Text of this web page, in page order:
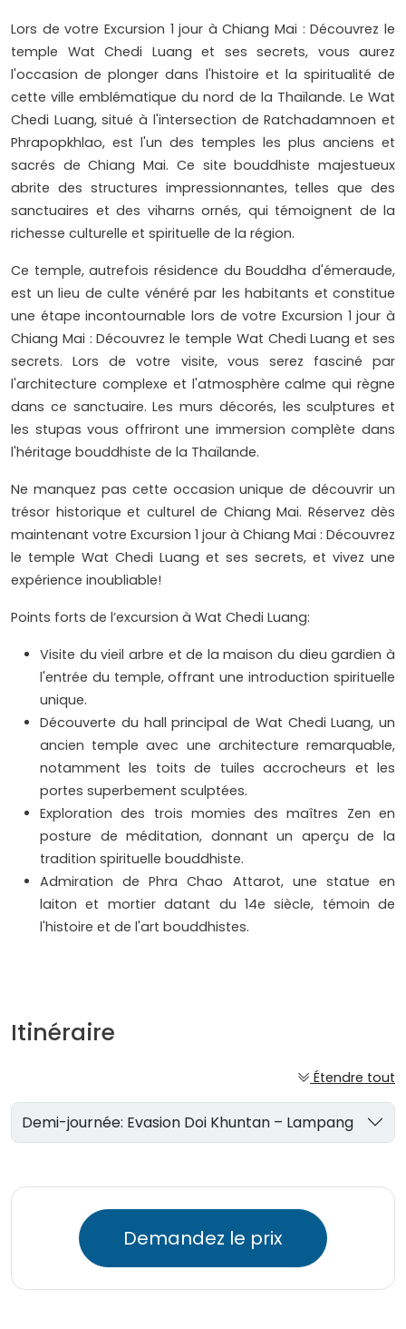
Lors de votre Excursion 1 jour à Chiang Mai : Découvrez le
temple Wat Chedi Luang et ses secrets, vous aurez
l'occasion de plonger dans l'histoire et la spiritualité de
cette ville emblématique du nord de la Thaïlande. Le Wat
Chedi Luang, situé à l'intersection de Ratchadamnoen et
Phrapopkhlao, est l'un des temples les plus anciens et
sacrés de Chiang Mai. Ce site bouddhiste majestueux
abrite des structures impressionnantes, telles que des
sanctuaires et des viharns ornés, qui témoignent de la
richesse culturelle et spirituelle de la région.
Ce temple, autrefois résidence du Bouddha d'émeraude,
est un lieu de culte vénéré par les habitants et constitue
une étape incontournable lors de votre Excursion 1 jour à
Chiang Mai : Découvrez le temple Wat Chedi Luang et ses
secrets. Lors de votre visite, vous serez fasciné par
l'architecture complexe et l'atmosphère calme qui règne
dans ce sanctuaire. Les murs décorés, les sculptures et
les stupas vous offriront une immersion complète dans
l'héritage bouddhiste de la Thaïlande.
Ne manquez pas cette occasion unique de découvrir un
trésor historique et culturel de Chiang Mai. Réservez dès
maintenant votre Excursion 1 jour à Chiang Mai : Découvrez
le temple Wat Chedi Luang et ses secrets, et vivez une
expérience inoubliable!
Points forts de l’excursion à Wat Chedi Luang:
Visite du vieil arbre et de la maison du dieu gardien à
l'entrée du temple, offrant une introduction spirituelle
unique.
Découverte du hall principal de Wat Chedi Luang, un
ancien temple avec une architecture remarquable,
notamment les toits de tuiles accrocheurs et les
portes superbement sculptées.
Exploration des trois momies des maîtres Zen en
posture de méditation, donnant un aperçu de la
tradition spirituelle bouddhiste.
Admiration de Phra Chao Attarot, une statue en
laiton et mortier datant du 14e siècle, témoin de
l'histoire et de l'art bouddhistes.
Itinéraire
Étendre tout
Demi-journée: Evasion Doi Khuntan – Lampang
Demandez le prix